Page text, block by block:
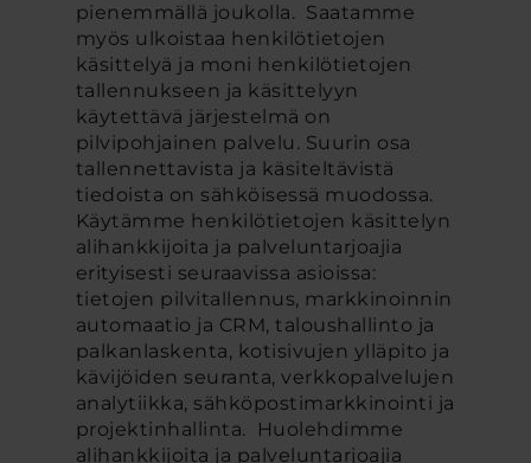
pienemmällä joukolla. Saatamme
myös ulkoistaa henkilötietojen
käsittelyä ja moni henkilötietojen
tallennukseen ja käsittelyyn
käytettävä järjestelmä on
pilvipohjainen palvelu. Suurin osa
tallennettavista ja käsiteltävistä
tiedoista on sähköisessä muodossa.
Käytämme henkilötietojen käsittelyn
alihankkijoita ja palveluntarjoajia
erityisesti seuraavissa asioissa:
tietojen pilvitallennus, markkinoinnin
automaatio ja CRM, taloushallinto ja
palkanlaskenta, kotisivujen ylläpito ja
kävijöiden seuranta, verkkopalvelujen
analytiikka, sähköpostimarkkinointi ja
projektinhallinta. Huolehdimme
alihankkijoita ja palveluntarjoajia